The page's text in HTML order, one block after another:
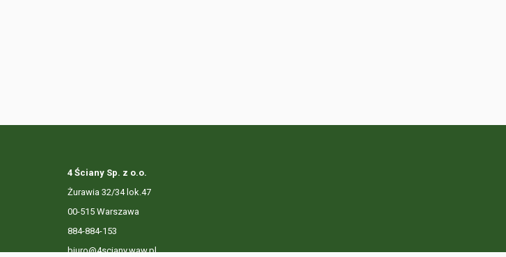
4 Ściany Sp. z o.o.
Żurawia 32/34 lok.47
00-515 Warszawa
884-884-153
biuro@4sciany.waw.pl